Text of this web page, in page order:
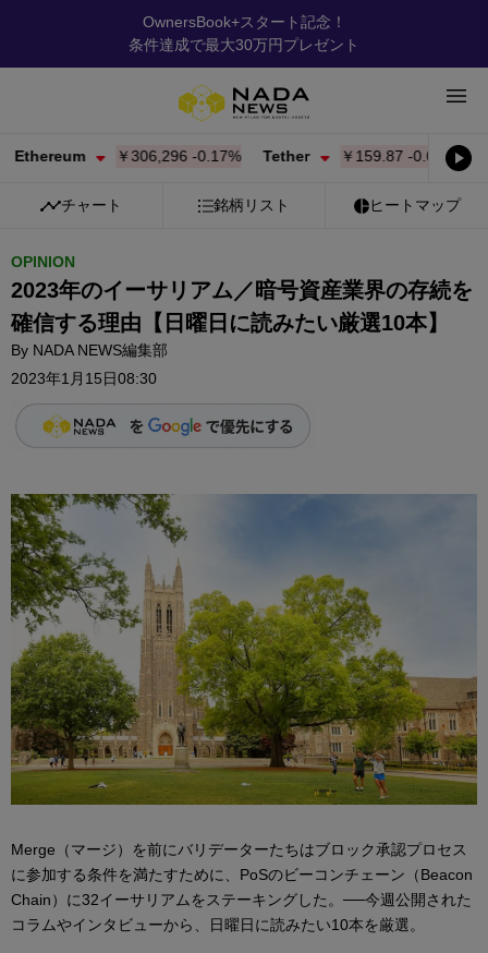
OwnersBook+スタート記念！
条件達成で最大30万円プレゼント
￥306,296-0.17% Tether ￥159.87-0.01% BNB
チャート 銘柄リスト ヒートマップ
OPINION
2023年のイーサリアム／暗号資産業界の存続を
確信する理由【日曜日に読みたい厳選10本】
By NADA NEWS編集部
2023年1月15日08:30
Merge（マージ）を前にバリデーターたちはブロック承認プロセス
に参加する条件を満たすために、PoSのビーコンチェーン（Beacon
Chain）に32イーサリアムをステーキングした。──今週公開された
コラムやインタビューから、日曜日に読みたい10本を厳選。